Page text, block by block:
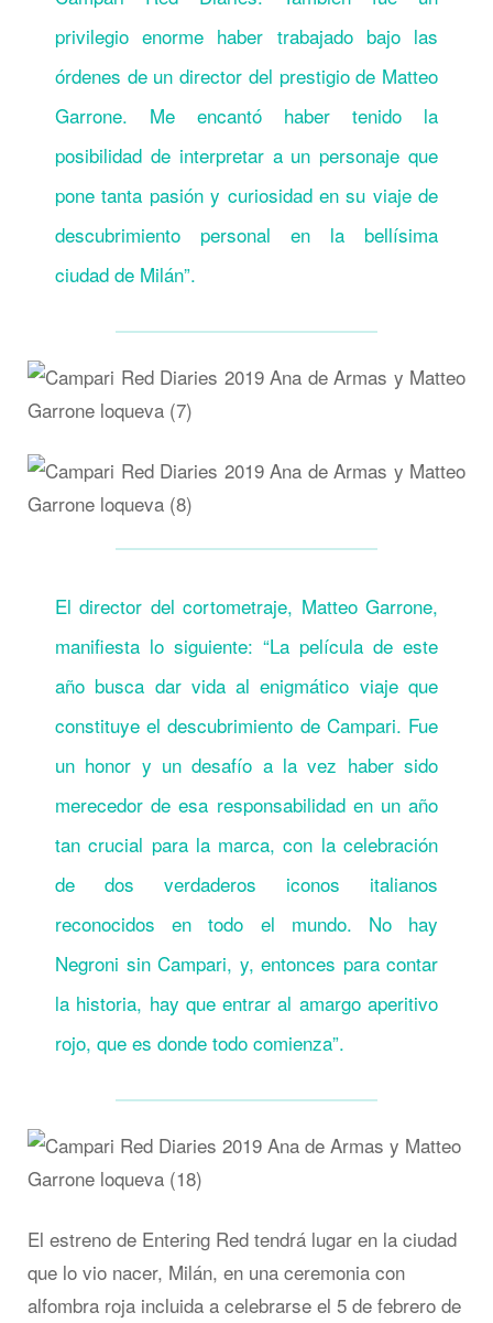
privilegio enorme haber trabajado bajo las
órdenes de un director del prestigio de Matteo
Garrone. Me encantó haber tenido la
posibilidad de interpretar a un personaje que
pone tanta pasión y curiosidad en su viaje de
descubrimiento personal en la bellísima
ciudad de Milán”.
El director del cortometraje, Matteo Garrone,
manifiesta lo siguiente: “La película de este
año busca dar vida al enigmático viaje que
constituye el descubrimiento de Campari. Fue
un honor y un desafío a la vez haber sido
merecedor de esa responsabilidad en un año
tan crucial para la marca, con la celebración
de dos verdaderos iconos italianos
reconocidos en todo el mundo. No hay
Negroni sin Campari, y, entonces para contar
la historia, hay que entrar al amargo aperitivo
rojo, que es donde todo comienza”.
El estreno de Entering Red tendrá lugar en la ciudad
que lo vio nacer, Milán, en una ceremonia con
alfombra roja incluida a celebrarse el 5 de febrero de